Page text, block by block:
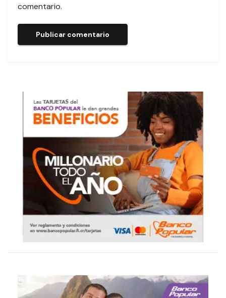
comentario.